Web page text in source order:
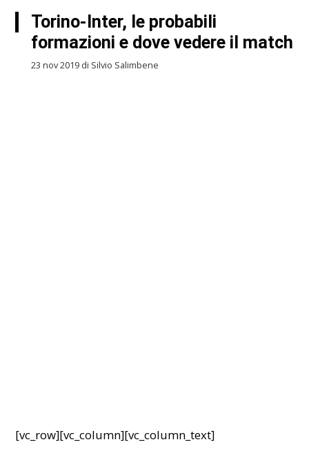
Torino-Inter, le probabili
formazioni e dove vedere il match
23 nov 2019 di Silvio Salimbene
[vc_row][vc_column][vc_column_text]